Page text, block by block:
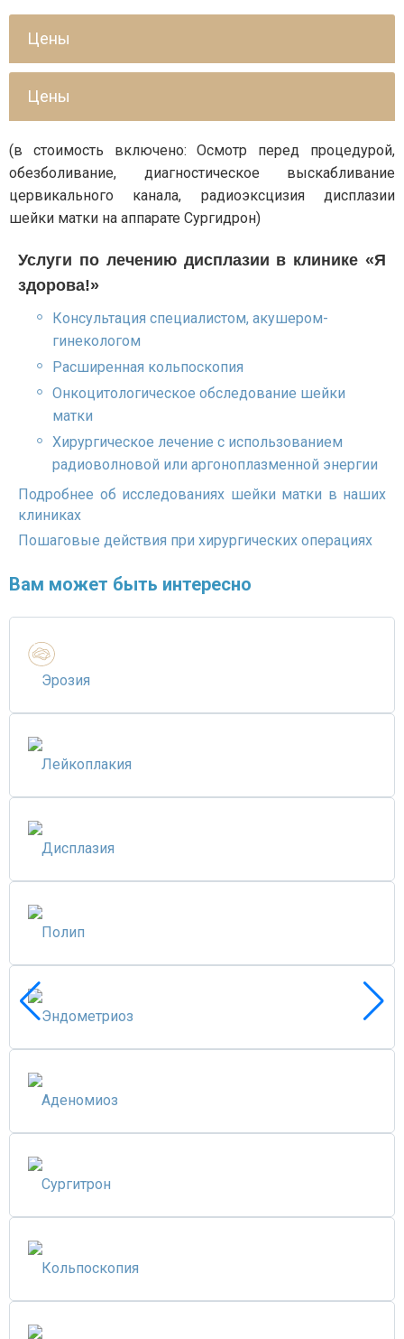
Цены
Цены
(в стоимость включено: Осмотр перед процедурой,
обезболивание, диагностическое выскабливание
цервикального канала, радиоэксцизия дисплазии
шейки матки на аппарате Сургидрон)
Услуги по лечению дисплазии в клинике «Я
здорова!»
Консультация специалистом, акушером-
гинекологом
Расширенная кольпоскопия
Онкоцитологическое обследование шейки
матки
Хирургическое лечение с использованием
радиоволновой или аргоноплазменной энергии
Подробнее об исследованиях шейки матки в наших
клиниках
Пошаговые действия при хирургических операциях
Вам может быть интересно
Эрозия
Лейкоплакия
Дисплазия
Полип
Эндометриоз
Аденомиоз
Сургитрон
Кольпоскопия